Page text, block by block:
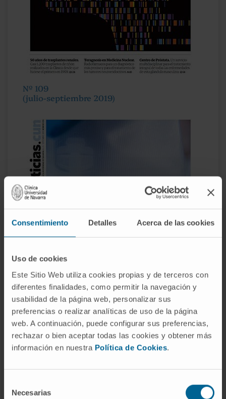
Consentimiento Detalles Acerca de las cookies
Uso de cookies
Este Sitio Web utiliza cookies propias y de terceros con
diferentes finalidades, como permitir la navegación y
usabilidad de la página web, personalizar sus
preferencias o realizar analíticas de uso de la página
web. A continuación, puede configurar sus preferencias,
rechazar o bien aceptar todas las cookies y obtener más
información en nuestra Política de Cookies.
Necesarias
Nº 109
(julio-septiembre 2019)
Nº 108